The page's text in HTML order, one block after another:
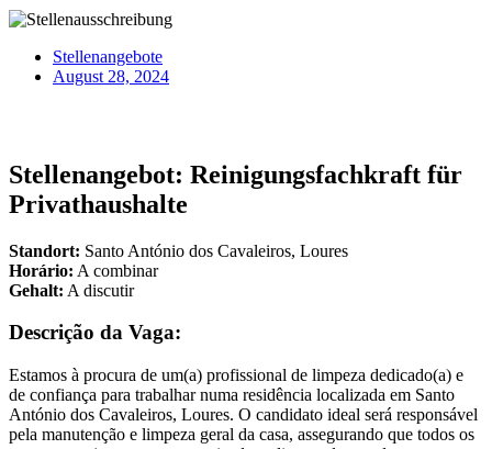
Stellenangebote
August 28, 2024
Stellenangebot: Reinigungsfachkraft für
Privathaushalte
Standort: Santo António dos Cavaleiros, Loures
Horário: A combinar
Gehalt: A discutir
Descrição da Vaga:
Estamos à procura de um(a) profissional de limpeza dedicado(a) e
de confiança para trabalhar numa residência localizada em Santo
António dos Cavaleiros, Loures. O candidato ideal será responsável
pela manutenção e limpeza geral da casa, assegurando que todos os